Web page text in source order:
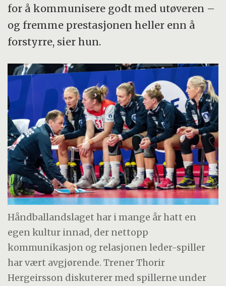
for å kommunisere godt med utøveren –
og fremme prestasjonen heller enn å
forstyrre, sier hun.
Håndballandslaget har i mange år hatt en
egen kultur innad, der nettopp
kommunikasjon og relasjonen leder-spiller
har vært avgjørende. Trener Thorir
Hergeirsson diskuterer med spillerne under